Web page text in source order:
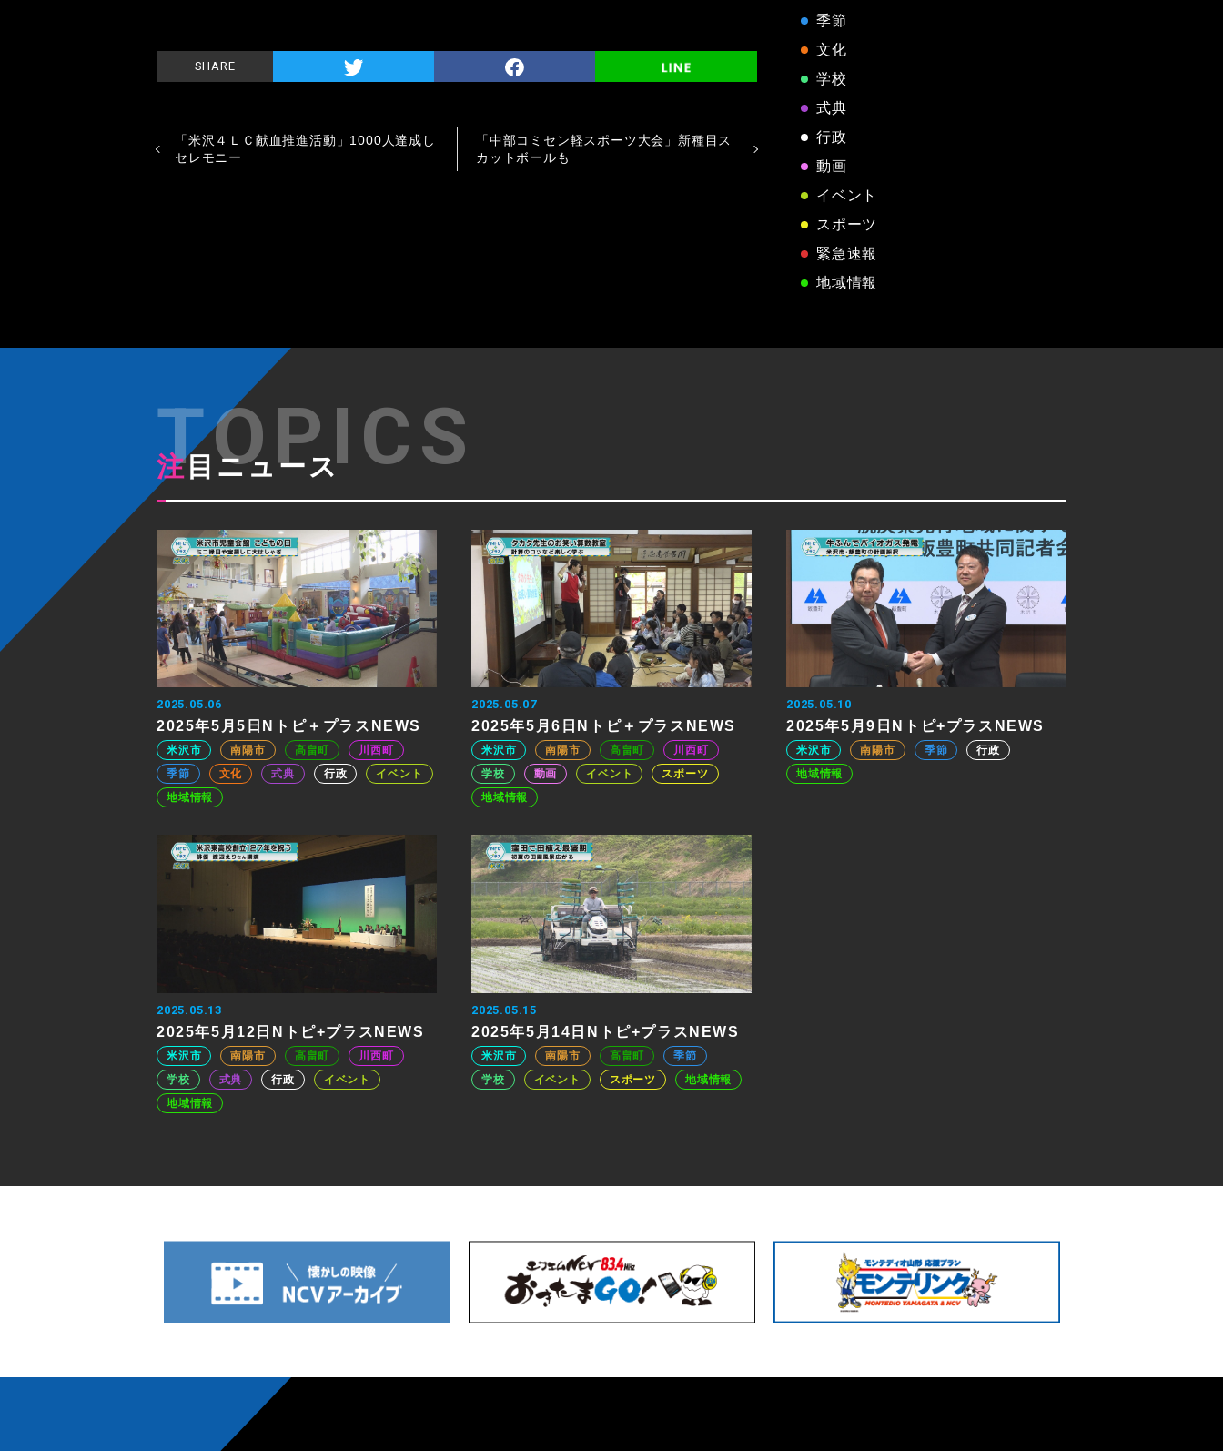
SHARE
「米沢４ＬＣ献血推進活動」1000人達成し
セレモニー
「中部コミセン軽スポーツ大会」新種目ス
カットボールも
季節
文化
学校
式典
行政
動画
イベント
スポーツ
緊急速報
地域情報
注目ニュース
2025.05.06
2025年5月5日Nトピ＋プラスNEWS
米沢市 南陽市 高畠町
川西町
季節
文化 式典 行政
イベント
地域情報
2025.05.07
2025年5月6日Nトピ＋プラスNEWS
米沢市 南陽市 高畠町
川西町
学校
動画 イベント
スポーツ
地域情報
2025.05.10
2025年5月9日Nトピ+プラスNEWS
米沢市 南陽市 季節
行政
地域情報
2025.05.13
2025年5月12日Nトピ+プラスNEWS
米沢市 南陽市 高畠町
川西町
学校
式典 行政
イベント
地域情報
2025.05.15
2025年5月14日Nトピ+プラスNEWS
米沢市 南陽市 高畠町
季節
学校
イベント スポーツ 地域情報